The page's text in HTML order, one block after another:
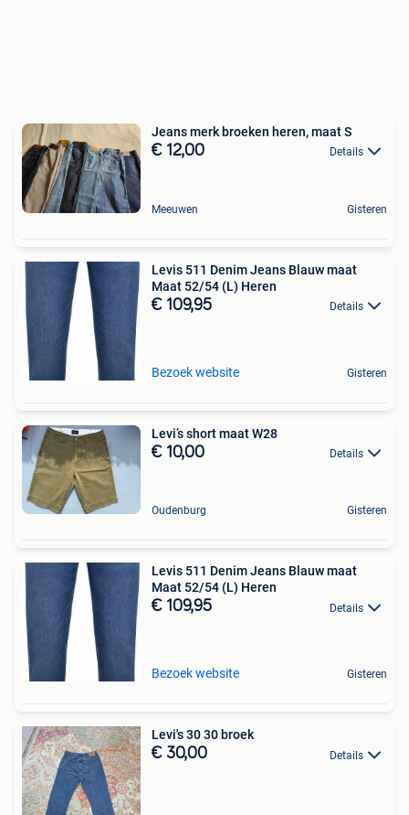
Jeans merk broeken heren, maat S
€ 12,00 Details
Meeuwen Gisteren
Levis 511 Denim Jeans Blauw maat
Maat 52/54 (L) Heren
€ 109,95 Details
Bezoek website Gisteren
Levi’s short maat W28
€ 10,00 Details
Oudenburg Gisteren
Levis 511 Denim Jeans Blauw maat
Maat 52/54 (L) Heren
€ 109,95 Details
Bezoek website Gisteren
Levi's 30 30 broek
€ 30,00 Details